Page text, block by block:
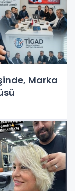
Marka